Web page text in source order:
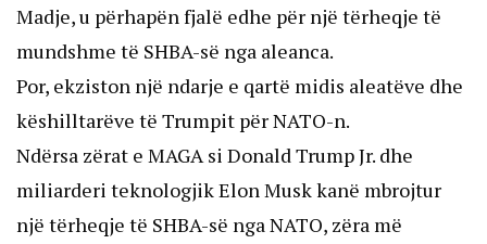
Madje, u përhapën fjalë edhe për një tërheqje të
mundshme të SHBA-së nga aleanca.
Por, ekziston një ndarje e qartë midis aleatëve dhe
këshilltarëve të Trumpit për NATO-n.
Ndërsa zërat e MAGA si Donald Trump Jr. dhe
miliarderi teknologjik Elon Musk kanë mbrojtur
një tërheqje të SHBA-së nga NATO, zëra më